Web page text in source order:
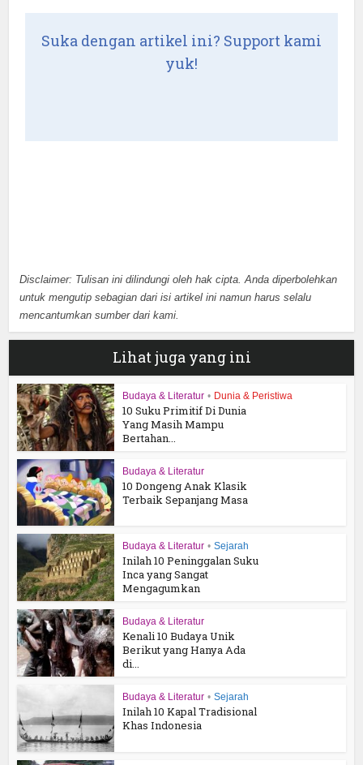
Suka dengan artikel ini? Support kami
yuk!
Disclaimer: Tulisan ini dilindungi oleh hak cipta. Anda diperbolehkan
untuk mengutip sebagian dari isi artikel ini namun harus selalu
mencantumkan sumber dari kami.
Lihat juga yang ini
Budaya & Literatur • Dunia & Peristiwa
10 Suku Primitif Di Dunia
Yang Masih Mampu
Bertahan...
Budaya & Literatur
10 Dongeng Anak Klasik
Terbaik Sepanjang Masa
Budaya & Literatur • Sejarah
Inilah 10 Peninggalan Suku
Inca yang Sangat
Mengagumkan
Budaya & Literatur
Kenali 10 Budaya Unik
Berikut yang Hanya Ada
di...
Budaya & Literatur • Sejarah
Inilah 10 Kapal Tradisional
Khas Indonesia